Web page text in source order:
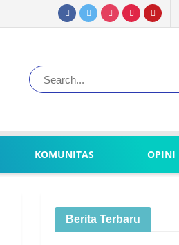
KOMUNITAS OPINI
Berita Terbaru